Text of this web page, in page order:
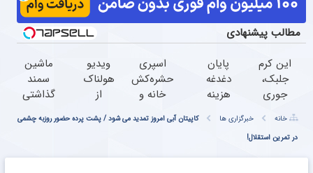
مطالب پیشنهادی
این کرم
جلبک،
جوری
صاف
میکنه
که انگار
پایان
دغدغه
هزینه
دندان
با پک
اسپری
حشره‌کش
خانه و
خانگی،
انواع
ویدیو
هولناک
از
جوان
کارتن
که
ماشین
سمند
گذاشتی
فروش؟
خودرو45
خانه خبرگزاری ها
کاپیتان آبی امروز تمدید می شود / پشت پرده حضور روزبه چشمی
در تمرین استقلال!